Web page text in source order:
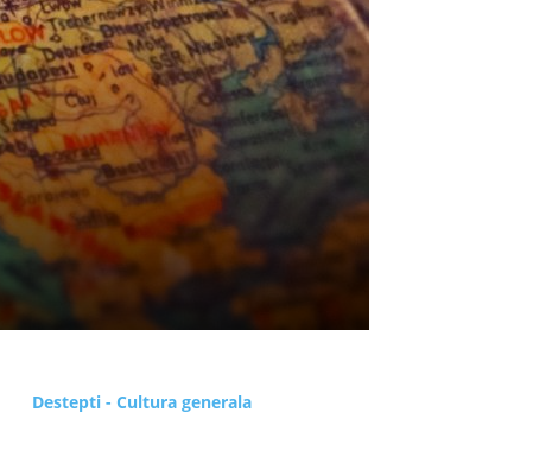
Destepti - Cultura generala